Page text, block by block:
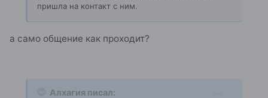
пришла на контакт с ним.
а само общение как проходит?
Алхагия писал: